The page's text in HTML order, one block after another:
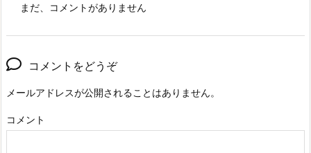
まだ、コメントがありません
コメントをどうぞ
メールアドレスが公開されることはありません。
コメント